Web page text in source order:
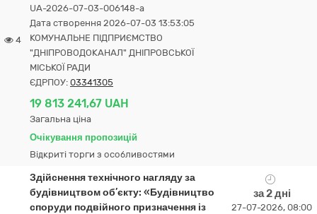
4
UA-2026-07-03-006148-a
Дата створення 2026-07-03 13:53:05
КОМУНАЛЬНЕ ПІДПРИЄМСТВО
"ДНІПРОВОДОКАНАЛ" ДНІПРОВСЬКОЇ
МІСЬКОЇ РАДИ
ЄДРПОУ: 03341305
19 813 241,67 UAH
Загальна ціна
Очікування пропозицій
Відкриті торги з особливостями
Здійснення технічного нагляду за
будівництвом об’єкту: «Будівництво
споруди подвійного призначення із
за 2 дні
27-07-2026, 08:00